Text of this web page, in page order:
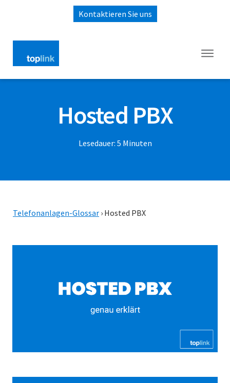
Kontaktieren Sie uns
Hosted PBX
Lesedauer: 5 Minuten
Telefonanlagen-Glossar › Hosted PBX